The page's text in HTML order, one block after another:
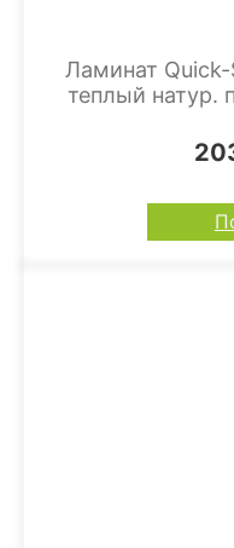
Ламинат
теплый натур.